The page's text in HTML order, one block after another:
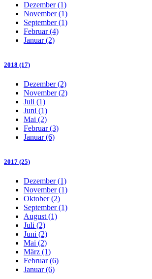
Dezember (1)
November (1)
September (1)
Februar (4)
Januar (2)
2018 (17)
Dezember (2)
November (2)
Juli (1)
Juni (1)
Mai (2)
Februar (3)
Januar (6)
2017 (25)
Dezember (1)
November (1)
Oktober (2)
September (1)
August (1)
Juli (2)
Juni (2)
Mai (2)
März (1)
Februar (6)
Januar (6)